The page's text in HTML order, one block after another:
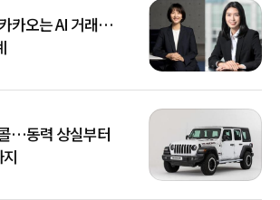
카오는 AI 거래…
…동력 상실부터